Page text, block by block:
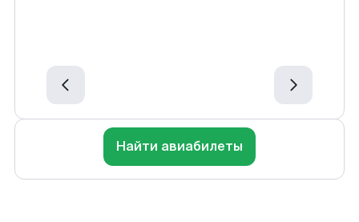
Найти авиабилеты